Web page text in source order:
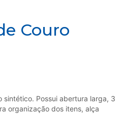
Couro
sintético. Possui abertura larga, 3
organização dos itens, alça